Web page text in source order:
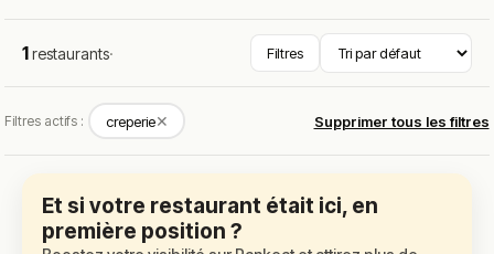
1restaurants· Filtres
Filtres actifs : creperie✕ Supprimer tous les filtres
Et si votre restaurant était ici, en
première position ?